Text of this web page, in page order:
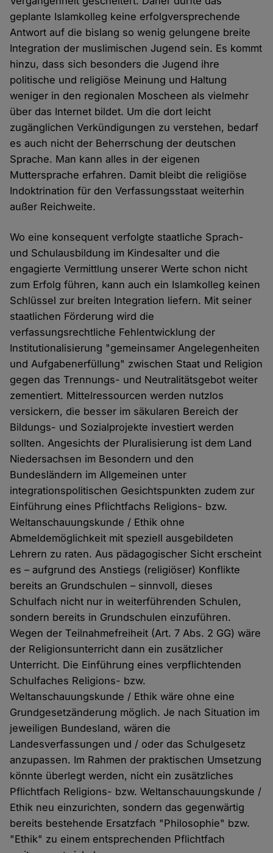
geplante Islamkolleg keine erfolgversprechende
Antwort auf die bislang so wenig gelungene breite
Integration der muslimischen Jugend sein. Es kommt
hinzu, dass sich besonders die Jugend ihre
politische und religiöse Meinung und Haltung
weniger in den regionalen Moscheen als vielmehr
über das Internet bildet. Um die dort leicht
zugänglichen Verkündigungen zu verstehen, bedarf
es auch nicht der Beherrschung der deutschen
Sprache. Man kann alles in der eigenen
Muttersprache erfahren. Damit bleibt die religiöse
Indoktrination für den Verfassungsstaat weiterhin
außer Reichweite.
Wo eine konsequent verfolgte staatliche Sprach-
und Schulausbildung im Kindesalter und die
engagierte Vermittlung unserer Werte schon nicht
zum Erfolg führen, kann auch ein Islamkolleg keinen
Schlüssel zur breiten Integration liefern. Mit seiner
staatlichen Förderung wird die
verfassungsrechtliche Fehlentwicklung der
Institutionalisierung "gemeinsamer Angelegenheiten
und Aufgabenerfüllung" zwischen Staat und Religion
gegen das Trennungs- und Neutralitätsgebot weiter
zementiert. Mittelressourcen werden nutzlos
versickern, die besser im säkularen Bereich der
Bildungs- und Sozialprojekte investiert werden
sollten. Angesichts der Pluralisierung ist dem Land
Niedersachsen im Besondern und den
Bundesländern im Allgemeinen unter
integrationspolitischen Gesichtspunkten zudem zur
Einführung eines Pflichtfachs Religions- bzw.
Weltanschauungskunde / Ethik ohne
Abmeldemöglichkeit mit speziell ausgebildeten
Lehrern zu raten. Aus pädagogischer Sicht erscheint
es – aufgrund des Anstiegs (religiöser) Konflikte
bereits an Grundschulen – sinnvoll, dieses
Schulfach nicht nur in weiterführenden Schulen,
sondern bereits in Grundschulen einzuführen.
Wegen der Teilnahmefreiheit (Art. 7 Abs. 2 GG) wäre
der Religionsunterricht dann ein zusätzlicher
Unterricht. Die Einführung eines verpflichtenden
Schulfaches Religions- bzw.
Weltanschauungskunde / Ethik wäre ohne eine
Grundgesetzänderung möglich. Je nach Situation im
jeweiligen Bundesland, wären die
Landesverfassungen und / oder das Schulgesetz
anzupassen. Im Rahmen der praktischen Umsetzung
könnte überlegt werden, nicht ein zusätzliches
Pflichtfach Religions- bzw. Weltanschauungskunde /
Ethik neu einzurichten, sondern das gegenwärtig
bereits bestehende Ersatzfach "Philosophie" bzw.
"Ethik" zu einem entsprechenden Pflichtfach